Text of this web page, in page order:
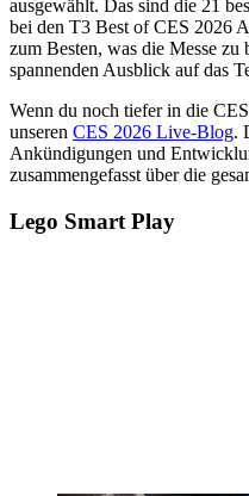
ausgewählt. Das sind die 21
bei den T3 Best of CES 2026
zum Besten, was die Messe zu
spannenden Ausblick auf das
Wenn du noch tiefer in die
unseren CES 2026 Live-Blog.
Ankündigungen und
zusammengefasst über die
Lego Smart Play